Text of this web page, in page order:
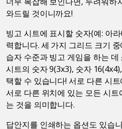
와드릴 것이니까요!
빙고 시트에 표시할 숫자(예: 아
력합니다. 세 가지 그리드 크기
습자 수준과 빙고 게임을 하는
시트의 숫자 9(3x3), 숫자
택할 수 있습니다! 서로 다른 시
서로 다른 위치에 있는 모든 시
는 것을 의미합니다.
답안지를 인쇄하는 옵션도 있습